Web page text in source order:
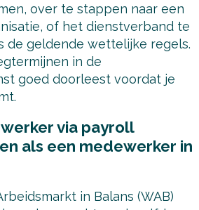
over te stappen naar een
of het dienstverband te
de geldende wettelijke regels.
in de
goed doorleest voordat je
via payroll
als een medewerker in
in Balans (WAB)